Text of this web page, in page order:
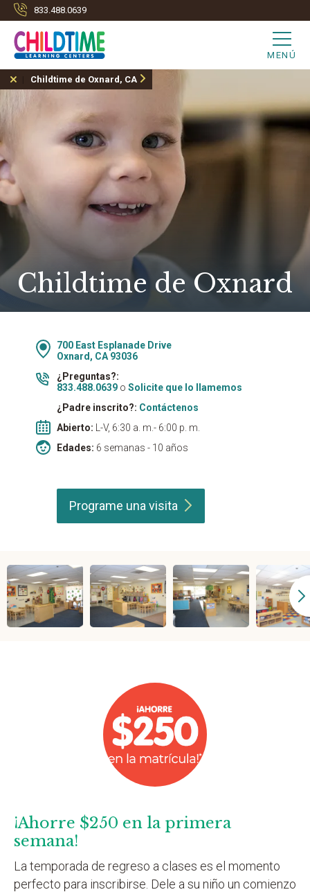
833.488.0639
MENÚ
Childtime de Oxnard, CA
Childtime de Oxnard
700 East Esplanade Drive
Oxnard, CA 93036
¿Preguntas?:
833.488.0639 o Solicite que lo llamemos
¿Padre inscrito?: Contáctenos
Abierto: L-V, 6:30 a. m.- 6:00 p. m.
Edades: 6 semanas - 10 años
Programe unavisita
¡Ahorre $250 en la primera
semana!
La temporada de regreso a clases es el momento
perfecto para inscribirse. Dele a su niño un comienzo